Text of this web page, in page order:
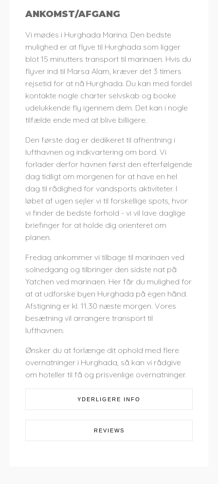
ANKOMST/AFGANG
Vi mødes i Hurghada Marina. Den bedste
mulighed er at flyve til Hurghada som ligger
blot 15 minutters transport til marinaen. Hvis du
flyver ind til Marsa Alam, kræver det 3 timers
rejsetid for at nå Hurghada. Du kan med fordel
kontakte nogle charter selvskab og booke
udelukkende fly igennem dem. Det kan i nogle
tilfælde ende med at blive billigere.
Den første dag er dedikeret til afhentning i
lufthavnen og indkvartering om bord. Vi
forlader derfor havnen først den efterfølgende
dag tidligt om morgenen for at have en hel
dag til rådighed for vandsports aktiviteter. I
løbet af ugen sejler vi til forskellige spots, hvor
vi finder de bedste forhold - vi vil lave daglige
briefinger for at holde dig orienteret om
planen.
Fredag ankommer vi tilbage til marinaen ved
solnedgang og tilbringer den sidste nat på
Yatchen ved marinaen. Her får du mulighed for
at at udforske byen Hurghada på egen hånd.
Afstigning er kl. 11.30 næste morgen. Vores
besætning vil arrangere transport til
lufthavnen.
Ønsker du at forlænge dit ophold med flere
overnatninger i Hurghada, så kan vi rådgive
om hoteller til få og prisvenlige overnatninger.
YDERLIGERE INFO
REVIEWS